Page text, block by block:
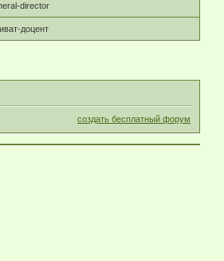
director
доцент
создать бесплатный форум